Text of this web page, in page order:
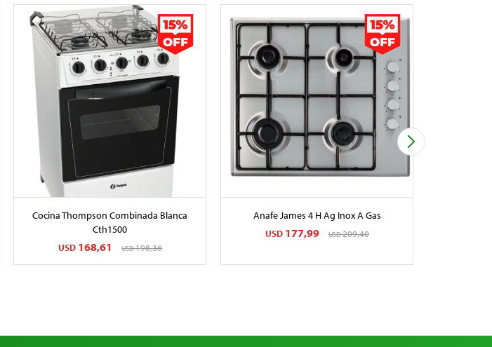
Cocina Thompson Combinada Blanca
Cth1500
USD 168,61 USD198,36
Anafe James 4 H Ag Inox A Gas
USD 177,99 USD209,40